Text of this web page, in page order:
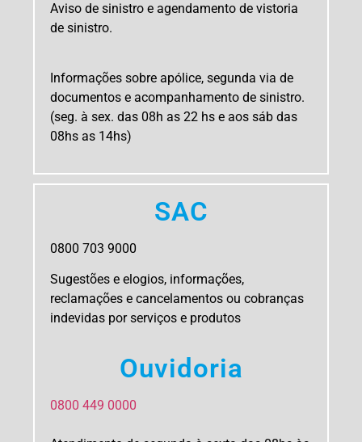
Aviso de sinistro e agendamento de vistoria
de sinistro.
Informações sobre apólice, segunda via de
documentos e acompanhamento de sinistro.
(seg. à sex. das 08h as 22 hs e aos sáb das
08hs as 14hs)
SAC
​0800 703 9000
Sugestões e elogios, informações,
reclamações e cancelamentos ou cobranças
indevidas por serviços e produtos
Ouvidoria
​​0800 449 0000